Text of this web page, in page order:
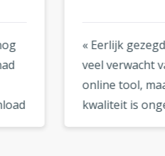
gezegd had ik niet
verwacht van een
tool, maar de
is ongelooflijk. Mijn
ziet eruit alsof het van